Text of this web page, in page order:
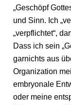
„Geschöpf
und Sinn. Ich
„verpflichtet“,
Dass ich sein
garnichts aus
Organization
embryonale
oder meine